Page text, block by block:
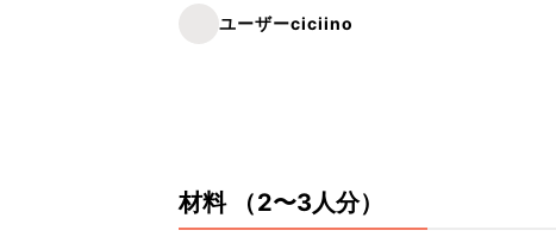
ユーザーciciino
材料 （2〜3人分）